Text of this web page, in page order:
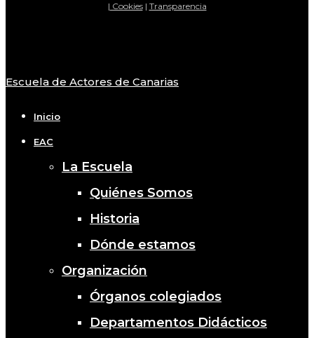
| Cookies| Transparencia
Close
Escuela de Actores de Canarias
Inicio
EAC
La Escuela
Quiénes Somos
Historia
Dónde estamos
Organización
Órganos colegiados
Departamentos Didácticos